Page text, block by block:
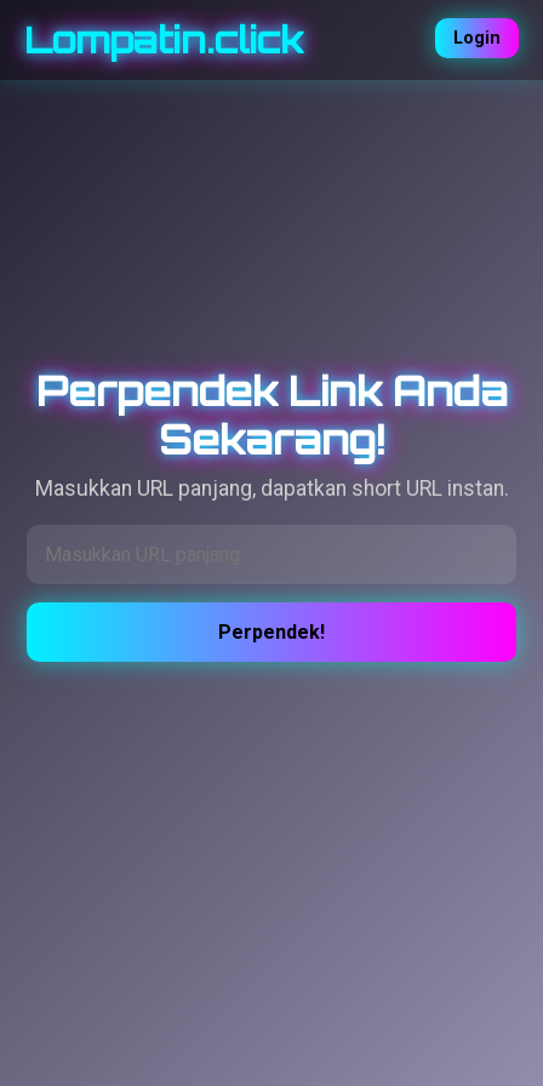
Lompatin.click Login
Perpendek Link Anda
Sekarang!
Masukkan URL panjang, dapatkan short URL instan.
Perpendek!